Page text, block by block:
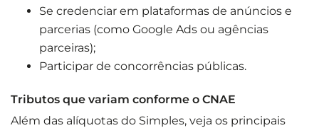
Se credenciar em plataformas de anúncios e
parcerias (como Google Ads ou agências
parceiras);
Participar de concorrências públicas.
Tributos que variam conforme o CNAE
Além das alíquotas do Simples, veja os principais